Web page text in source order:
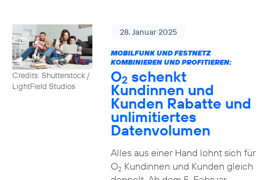
Credits: Shutterstock /
LightField Studios
28. Januar 2025
MOBILFUNK UND FESTNETZ
KOMBINIEREN UND PROFITIEREN:
O2 schenkt
Kundinnen und
Kunden Rabatte und
unlimitiertes
Datenvolumen
Alles aus einer Hand lohnt sich für
O2Kundinnen und Kunden gleich